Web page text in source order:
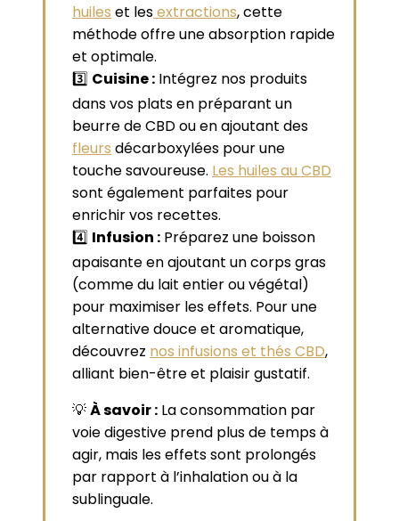
huiles et lesextractions, cette
méthode offre une absorption rapide
et optimale.
3️⃣ Cuisine : Intégrez nos produits
dans vos plats en préparant un
beurre de CBD ou en ajoutant des
fleurs décarboxylées pour une
touche savoureuse. Les huiles au CBD
sont également parfaites pour
enrichir vos recettes.
4️⃣ Infusion : Préparez une boisson
apaisante en ajoutant un corps gras
(comme du lait entier ou végétal)
pour maximiser les effets. Pour une
alternative douce et aromatique,
découvrez nos infusions et thés CBD,
alliant bien-être et plaisir gustatif.
💡À savoir : La consommation par
voie digestive prend plus de temps à
agir, mais les effets sont prolongés
par rapport à l’inhalation ou à la
sublinguale.